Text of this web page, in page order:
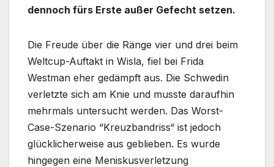
dennoch fürs Erste außer Gefecht setzen.
Die Freude über die Ränge vier und drei beim
Weltcup-Auftakt in Wisla, fiel bei Frida
Westman eher gedämpft aus. Die Schwedin
verletzte sich am Knie und musste daraufhin
mehrmals untersucht werden. Das Worst-
Case-Szenario “Kreuzbandriss“ ist jedoch
glücklicherweise aus geblieben. Es wurde
hingegen eine Meniskusverletzung